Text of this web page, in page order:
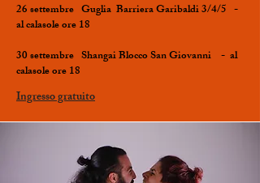
26 settembre Guglia Barriera Garibaldi 3/4/5 -
al calasole ore 18
30 settembre Shangai Blocco San Giovanni - al
calasole ore 18
Ingresso gratuito